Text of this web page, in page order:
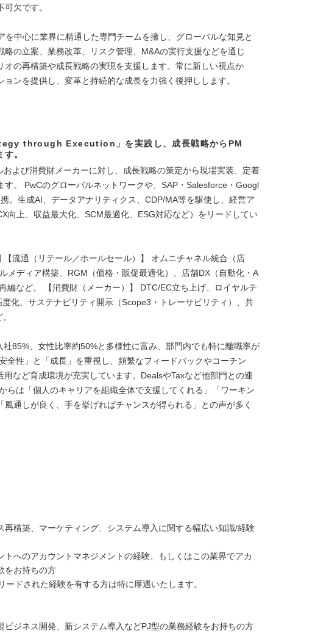
欠です。
を中心に業界に精通した専門チームを擁し、グローバルな知見と
略の立案、業務改革、リスク管理、M&Aの実行支援などを通じ
オの再構築や成長戦略の実現を支援します。常に新しい視点か
ョンを提供し、変革と持続的な成長を力強く後押しします。
through Execution」を実践し、成長戦略からPM
。
よび消費財メーカーに対し、成長戦略の策定から現場実装、定着
す。 PwCのグローバルネットワークや、SAP・Salesforce・Googl
。生成AI、データアナリティクス、CDP/MA等を駆使し、経営ア
向上、収益最大化、SCM最適化、ESG対応など）をリードしてい
流通（リテール／ホールセール）】 オムニチャネル統合（店
メディア構築、RGM（価格・販促最適化）、店舗DX（自動化・A
編など。 【消費財（メーカー）】 DTC/EC立ち上げ、ロイヤルテ
度化、サステナビリティ開示（Scope3・トレーサビリティ）、共
85%、女性比率約50%と多様性に富み、部門内でも特に離職率が
全性」と「成長」を重視し、頻繁なフィードバックやコーチン
用など育成環境が充実しています。DealsやTaxなど他部門との連
らは「個人のキャリアを組織全体で支援してくれる」「ワーキン
風通しが良く、手を挙げればチャンスが得られる」との声が多く
構築、マーケティング、システム導入に関する幅広い知識/経験
へのアカウントマネジメントの経験、もしくはこの業界でアカ
をお持ちの方
ドされた経験を有する方は特に厚遇いたします。
ジネス開発、新システム導入などPJ型の業務経験をお持ちの方